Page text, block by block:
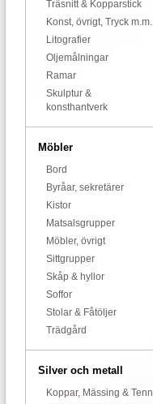
Träsnitt & Kopparstick
Konst, övrigt, Tryck m.m.
Litografier
Oljemålningar
Ramar
Skulptur &
konsthantverk
Möbler
Bord
Byråar, sekretärer
Kistor
Matsalsgrupper
Möbler, övrigt
Sittgrupper
Skåp & hyllor
Soffor
Stolar & Fåtöljer
Trädgård
Silver och metall
Koppar, Mässing & Tenn